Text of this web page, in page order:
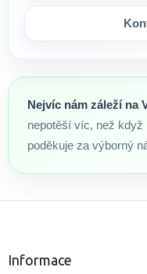
Nejvíc nám záleží na
nepotěší víc, než
poděkuje za výborný
Informace